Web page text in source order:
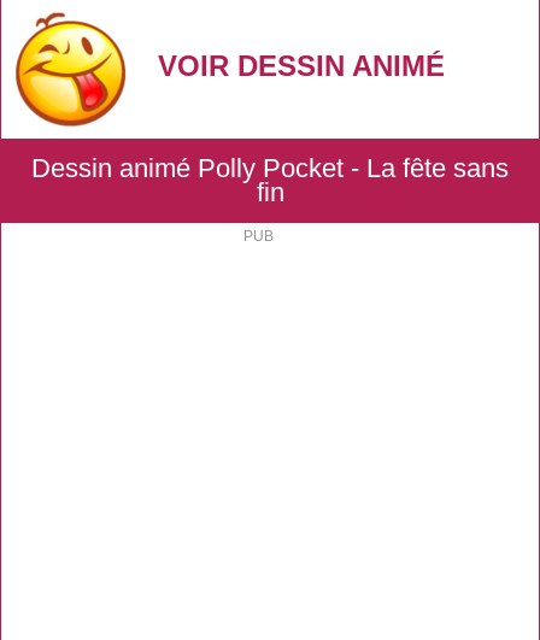
VOIR DESSIN ANIMÉ
Dessin animé Polly Pocket - La fête sans
fin